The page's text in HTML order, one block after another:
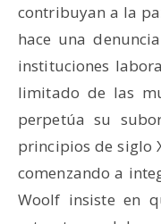
contribuyan a la
hace una
instituciones
limitado de las
perpetúa su
principios de siglo
comenzando a
Woolf insiste en